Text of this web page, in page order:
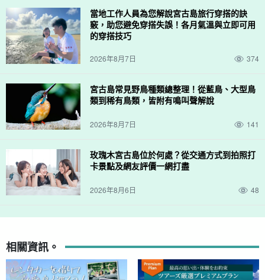
當地工作人員為您解說宮古島旅行穿搭的訣
竅，助您避免穿搭失誤！各月氣溫與立即可用
的穿搭技巧
2026年8月7日 374
宮古島常見野鳥種類總整理！從藍鳥、大型鳥
類到稀有鳥類，皆附有鳴叫聲解說
2026年8月7日 141
玫瑰木宮古島位於何處？從交通方式到拍照打
卡景點及網友評價一網打盡
2026年8月6日 48
相關資訊。